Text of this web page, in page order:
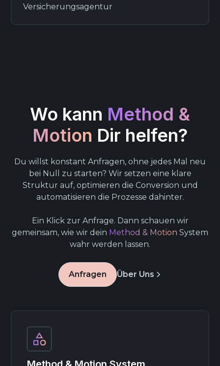
Versicherungsagentur
Wo kann Method &
Motion Dir helfen?
Du willst konstant Anfragen, ohne jedes Mal neu
bei Null zu starten? Wir setzen eine klare
Struktur auf, optimieren die Conversion und
automatisieren die Prozesse dahinter.
Ein Klick zur Anfrage. Dann schauen wir
gemeinsam, wie wir dein Method & Motion System
wahr werden lassen.
Anfragen Über Uns